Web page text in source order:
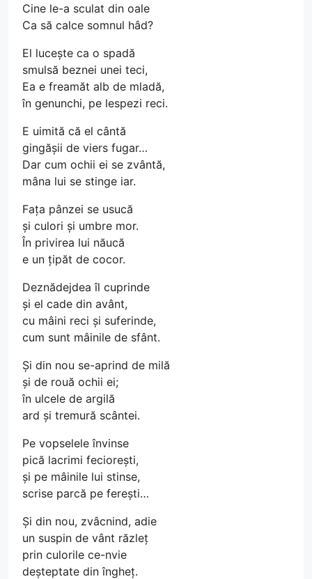
Cine le-a sculat din oale
Ca să calce somnul hâd?
El lucește ca o spadă
smulsă beznei unei teci,
Ea e freamăt alb de mladă,
în genunchi, pe lespezi reci.
E uimită că el cântă
gingășii de viers fugar…
Dar cum ochii ei se zvântă,
mâna lui se stinge iar.
Fața pânzei se usucă
și culori și umbre mor.
În privirea lui năucă
e un țipăt de cocor.
Deznădejdea îl cuprinde
și el cade din avânt,
cu mâini reci și suferinde,
cum sunt mâinile de sfânt.
Și din nou se-aprind de milă
și de rouă ochii ei;
în ulcele de argilă
ard și tremură scântei.
Pe vopselele învinse
pică lacrimi feciorești,
și pe mâinile lui stinse,
scrise parcă pe ferești…
Și din nou, zvâcnind, adie
un suspin de vânt răzleț
prin culorile ce-nvie
deșteptate din îngheț.